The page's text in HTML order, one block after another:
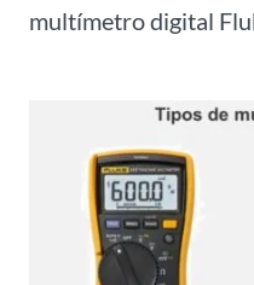
multímetro digital